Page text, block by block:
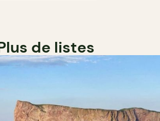
de listes